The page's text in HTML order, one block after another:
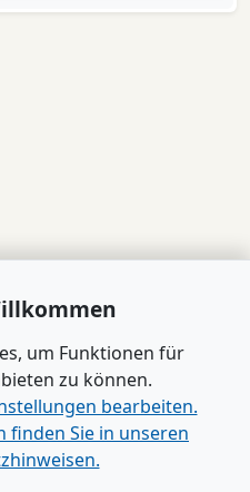
um Funktionen für
zu können.
bearbeiten.
Sie in unseren